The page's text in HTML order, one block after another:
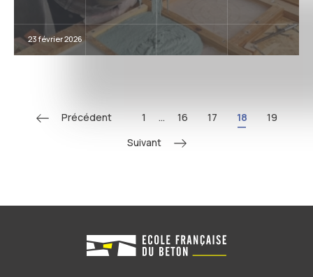
23 février 2026
Précédent 1 ... 16 17 18
19
Suivant